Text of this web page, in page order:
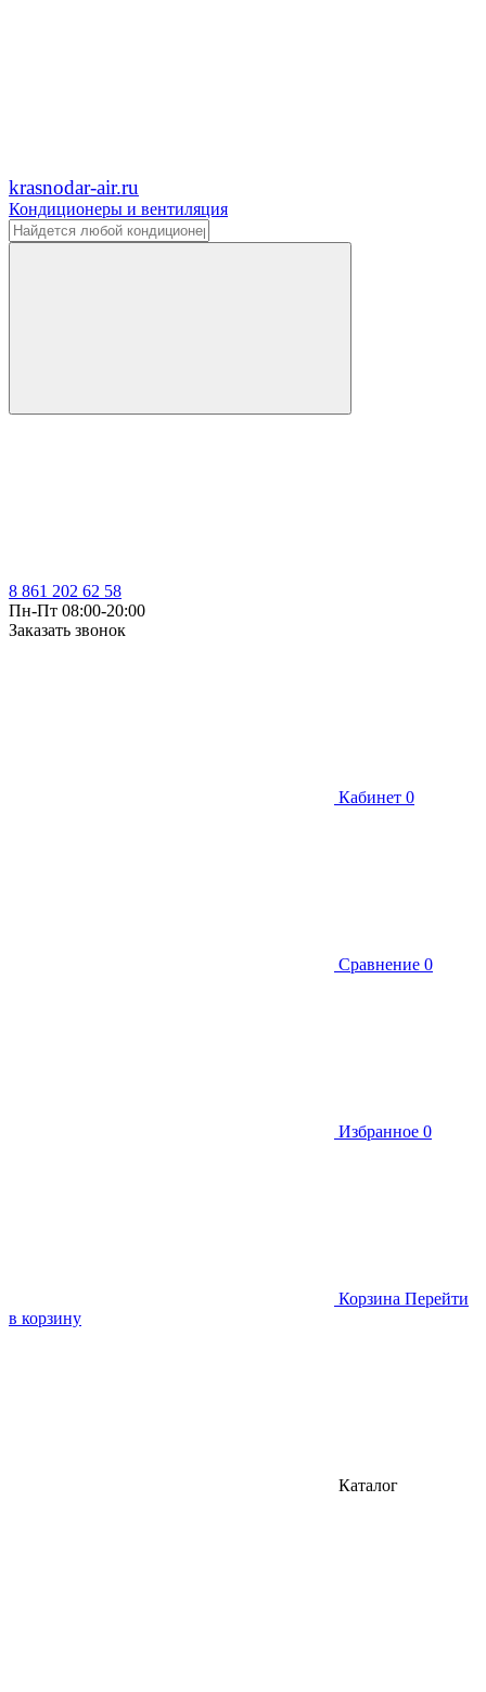
krasnodar-air.ru
Кондиционеры и вентиляция
8 861 202 62 58
Пн-Пт 08:00-20:00
Заказать звонок
Кабинет 0
Сравнение 0
Избранное 0
Корзина Перейти
в корзину
Каталог